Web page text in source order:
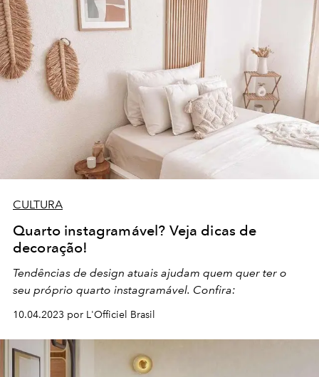
CULTURA
Quarto instagramável? Veja dicas de
decoração!
Tendências de design atuais ajudam quem quer ter o
seu próprio quarto instagramável. Confira:
10.04.2023 por L'Officiel Brasil